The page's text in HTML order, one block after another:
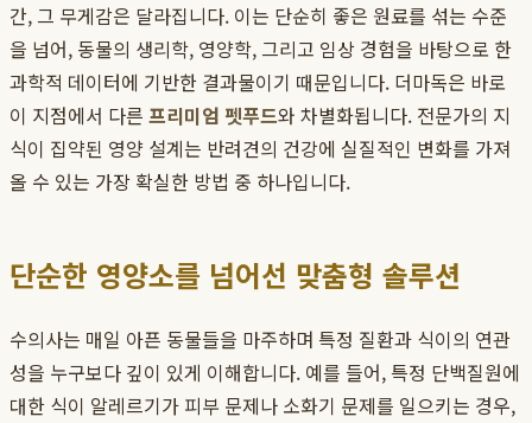
간, 그 무게감은 달라집니다. 이는 단순히 좋은 원료를 섞는 수준
을 넘어, 동물의 생리학, 영양학, 그리고 임상 경험을 바탕으로 한
과학적 데이터에 기반한 결과물이기 때문입니다. 더마독은 바로
이 지점에서 다른 프리미엄 펫푸드와 차별화됩니다. 전문가의 지
식이 집약된 영양 설계는 반려견의 건강에 실질적인 변화를 가져
올 수 있는 가장 확실한 방법 중 하나입니다.
단순한 영양소를 넘어선 맞춤형 솔루션
수의사는 매일 아픈 동물들을 마주하며 특정 질환과 식이의 연관
성을 누구보다 깊이 있게 이해합니다. 예를 들어, 특정 단백질원에
대한 식이 알레르기가 피부 문제나 소화기 문제를 일으키는 경우,